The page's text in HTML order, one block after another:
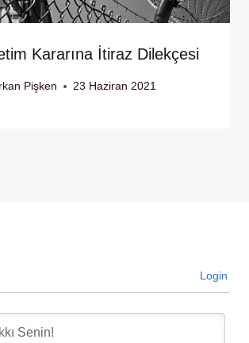
Kararına İtiraz Dilekçesi
Pişken 23 Haziran 2021
Login